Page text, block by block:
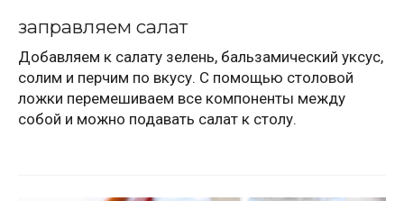
заправляем салат
Добавляем к салату зелень, бальзамический уксус,
солим и перчим по вкусу. С помощью столовой
ложки перемешиваем все компоненты между
собой и можно подавать салат к столу.